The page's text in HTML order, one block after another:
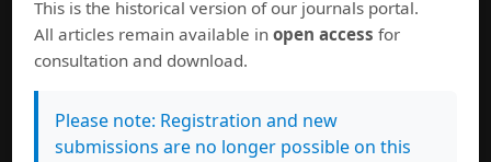
This is the historical version of our journals portal.
All articles remain available inopen access for
consultation and download.
Please note: Registration and new
submissions are no longer possible on this